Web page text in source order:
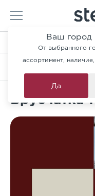
Ваш город
От выбранного
ассортимент,
Да
Каталог —
Брусчатка